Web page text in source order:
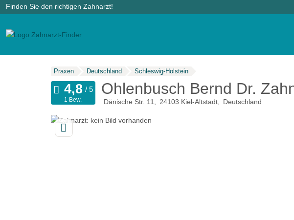
Finden Sie den richtigen Zahnarzt!
Praxen Deutschland Schleswig-Holstein
Ohlenbusch Bernd Dr.
Dänische Str. 11 24103 Kiel-Altstadt Deutschland
1 Bew.